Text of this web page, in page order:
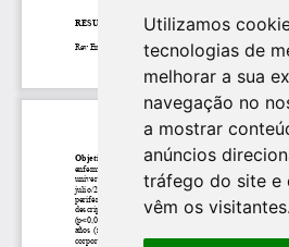
Utilizamos
tecnologias de
melhorar a sua
navegação no
a mostrar
anúncios
tráfego do site e
vêm os visitantes.